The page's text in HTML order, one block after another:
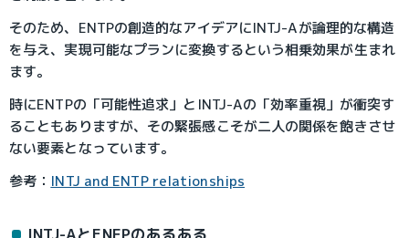
そのため、ENTPの創造的なアイデアにINTJ-Aが論理的な構造
を与え、実現可能なプランに変換するという相乗効果が生まれ
ます。
時にENTPの「可能性追求」とINTJ-Aの「効率重視」が衝突す
ることもありますが、その緊張感こそが二人の関係を飽きさせ
ない要素となっています。
参考： INTJ and ENTP relationships